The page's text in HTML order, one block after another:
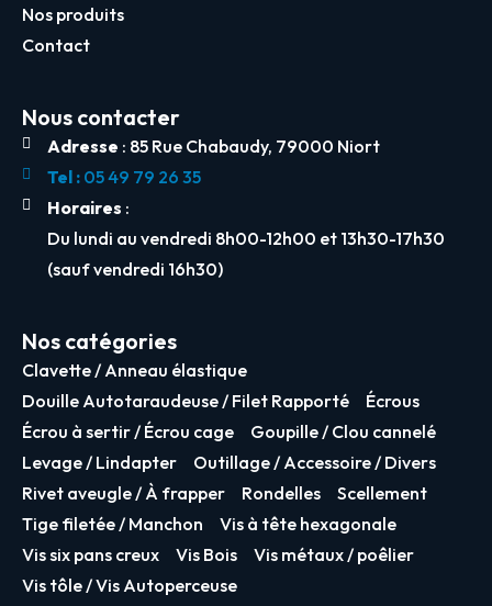
Nos produits
Contact
Nous contacter
Adresse : 85 Rue Chabaudy, 79000 Niort
Tel :05 49 79 26 35
Horaires :
Du lundi au vendredi 8h00-12h00 et 13h30-17h30
(sauf vendredi 16h30)
Nos catégories
Clavette / Anneau élastique
Douille Autotaraudeuse / Filet Rapporté
Écrous
Écrou à sertir / Écrou cage
Goupille / Clou cannelé
Levage / Lindapter
Outillage / Accessoire / Divers
Rivet aveugle / À frapper
Rondelles
Scellement
Tige filetée / Manchon
Vis à tête hexagonale
Vis six pans creux
Vis Bois
Vis métaux / poêlier
Vis tôle / Vis Autoperceuse